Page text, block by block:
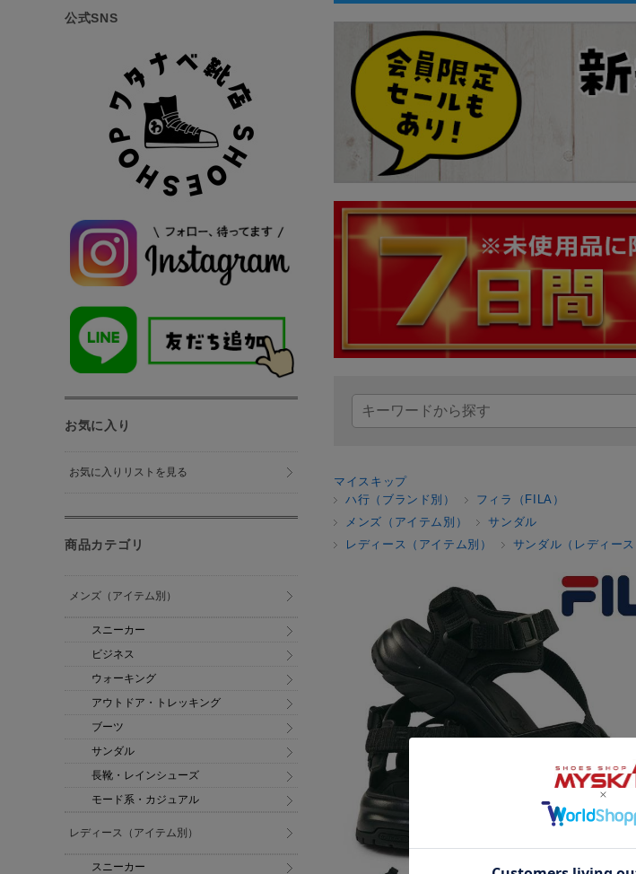
マイスキップ
ハ行（ブランド別）
フィラ（FILA）
メンズ（アイテム別）
サンダル
レディース（アイテム別）
サンダル（レディース
公式SNS
お気に入り
お気に入りリストを見る
商品カテゴリ
メンズ（アイテム別）
スニーカー
ビジネス
ウォーキング
アウトドア・トレッキング
ブーツ
サンダル
長靴・レインシューズ
モード系・カジュアル
レディース（アイテム別）
スニーカー